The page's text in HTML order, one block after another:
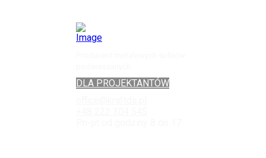
DLA PROJEKTANTÓW